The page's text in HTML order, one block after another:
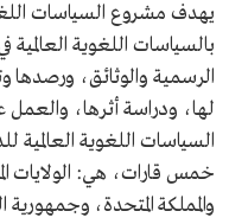
يهدف مشروع السياسات
بالسياسات اللغوية العالمية
الرسمية والوثائق، ورصدها
لها، ودراسة أثرها،
السياسات اللغوية
خمس قارات، هي: الولايات
والمملكة المتحدة،